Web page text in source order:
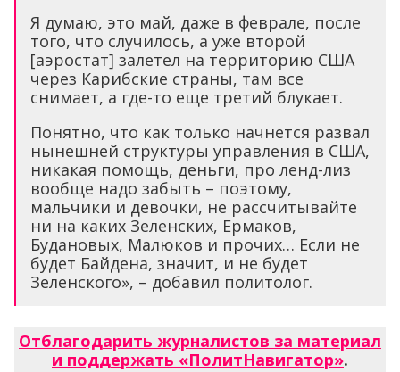
Я думаю, это май, даже в феврале, после
того, что случилось, а уже второй
[аэростат] залетел на территорию США
через Карибские страны, там все
снимает, а где-то еще третий блукает.
Понятно, что как только начнется развал
нынешней структуры управления в США,
никакая помощь, деньги, про ленд-лиз
вообще надо забыть – поэтому,
мальчики и девочки, не рассчитывайте
ни на каких Зеленских, Ермаков,
Будановых, Малюков и прочих… Если не
будет Байдена, значит, и не будет
Зеленского», – добавил политолог.
Отблагодарить журналистов за материал
и поддержать «ПолитНавигатор».